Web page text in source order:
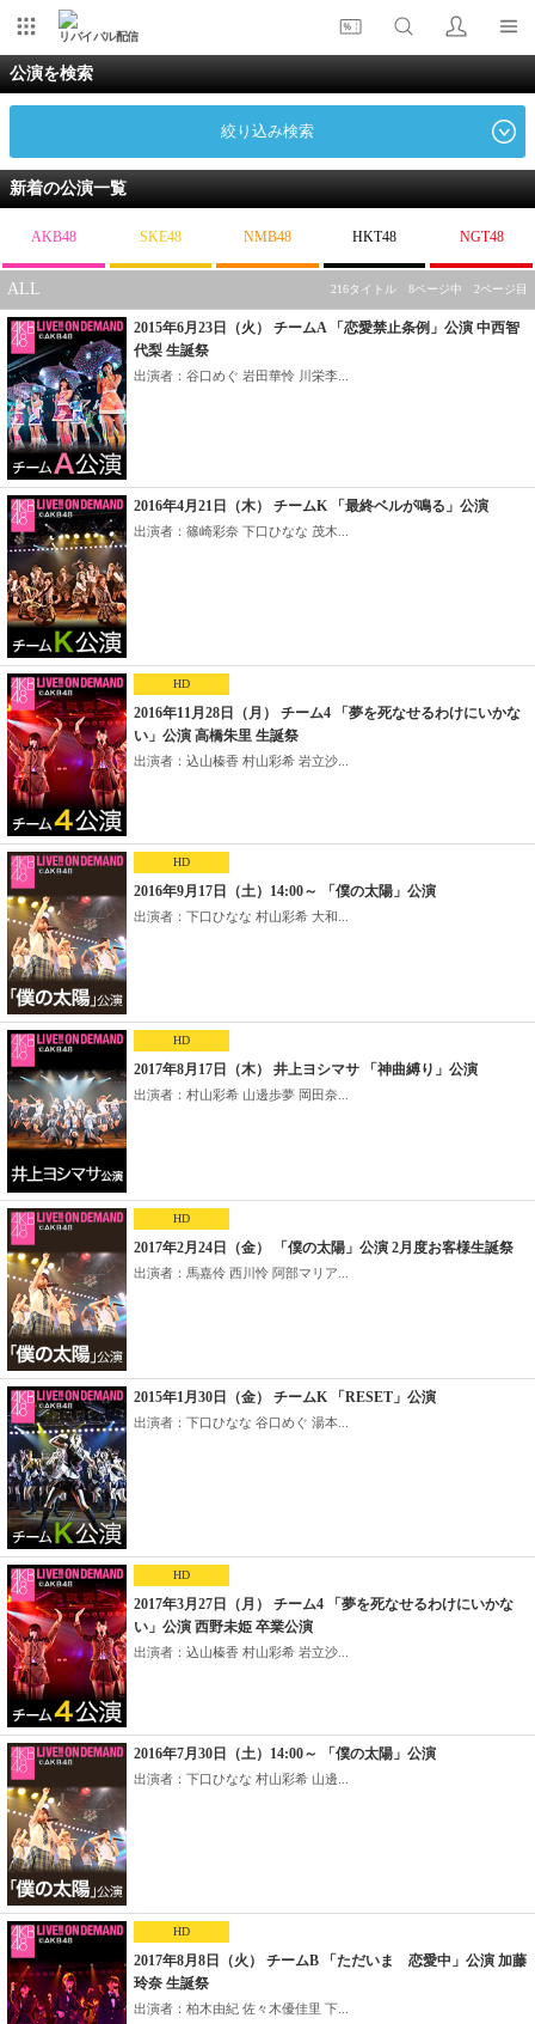
リバイバル配信
公演を検索
絞り込み検索
新着の公演一覧
AKB48 SKE48 NMB48 HKT48 NGT48
ALL 216タイトル 8ページ中 2ページ目
2015年6月23日（火） チームA 「恋愛禁止条例」公演 中西智
代梨 生誕祭
出演者：谷口めぐ 岩田華怜 川栄李...
2016年4月21日（木） チームK 「最終ベルが鳴る」公演
出演者：篠崎彩奈 下口ひなな 茂木...
HD
2016年11月28日（月） チーム4 「夢を死なせるわけにいかな
い」公演 高橋朱里 生誕祭
出演者：込山榛香 村山彩希 岩立沙...
HD
2016年9月17日（土）14:00～ 「僕の太陽」公演
出演者：下口ひなな 村山彩希 大和...
HD
2017年8月17日（木） 井上ヨシマサ 「神曲縛り」公演
出演者：村山彩希 山邊歩夢 岡田奈...
HD
2017年2月24日（金） 「僕の太陽」公演 2月度お客様生誕祭
出演者：馬嘉伶 西川怜 阿部マリア...
2015年1月30日（金） チームK 「RESET」公演
出演者：下口ひなな 谷口めぐ 湯本...
HD
2017年3月27日（月） チーム4 「夢を死なせるわけにいかな
い」公演 西野未姫 卒業公演
出演者：込山榛香 村山彩希 岩立沙...
2016年7月30日（土）14:00～ 「僕の太陽」公演
出演者：下口ひなな 村山彩希 山邊...
HD
2017年8月8日（火） チームB 「ただいま 恋愛中」公演 加藤
玲奈 生誕祭
出演者：柏木由紀 佐々木優佳里 下...